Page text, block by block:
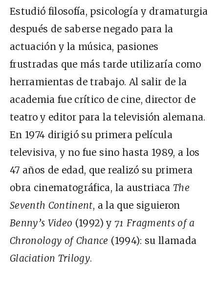
Estudió filosofía, psicología y dramaturgia
después de saberse negado para la
actuación y la música, pasiones
frustradas que más tarde utilizaría como
herramientas de trabajo. Al salir de la
academia fue crítico de cine, director de
teatro y editor para la televisión alemana.
En 1974 dirigió su primera película
televisiva, y no fue sino hasta 1989, a los
47 años de edad, que realizó su primera
obra cinematográfica, la austriaca The
Seventh Continent, a la que siguieron
Benny’s Video (1992) y 71 Fragments of a
Chronology of Chance (1994): su llamada
Glaciation Trilogy.